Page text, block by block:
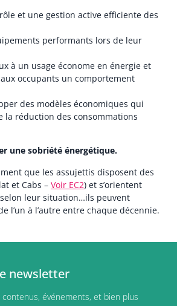
et une gestion active efficiente des
performants lors de leur
à un usage économe en énergie et
occupants un comportement
des modèles économiques qui
la réduction des consommations
une sobriété énergétique.
que les assujettis disposent des
et Cabs – Voir EC2) et s’orientent
selon leur situation…ils peuvent
l’un à l’autre entre chaque décennie.
newsletter
événements, et bien plus